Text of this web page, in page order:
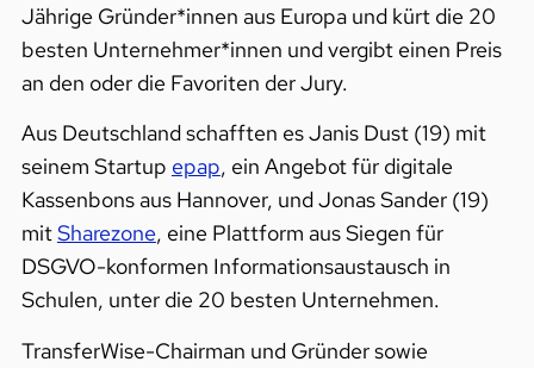
Jährige Gründer*innen aus Europa und kürt die 20
besten Unternehmer*innen und vergibt einen Preis
an den oder die Favoriten der Jury.
Aus Deutschland schafften es Janis Dust (19) mit
seinem Startup ​ epap​, ein Angebot für digitale
Kassenbons aus Hannover, und Jonas Sander (19)
mit ​Sharezone​, eine Plattform aus Siegen für
DSGVO-konformen Informationsaustausch in
Schulen, unter die 20 besten Unternehmen.
TransferWise-Chairman und Gründer sowie